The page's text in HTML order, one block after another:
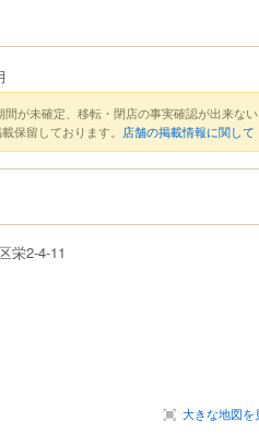
間が未確定、移転・閉店の事実確認が出来な
保留しております。 店舗の掲載情報に関して
栄2-4-11
大きな地図を